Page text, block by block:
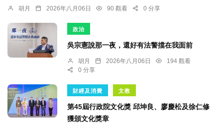
胡月 2026年八月06日 90 觀看 0 分享
政治
吳宗憲說那一夜，還好有法警擋在我面前
胡月 2026年八月06日
194 觀看
0 分享
財經及消費 文教
第45屆行政院文化獎 邱坤良、廖慶松及徐仁修
獲頒文化獎章